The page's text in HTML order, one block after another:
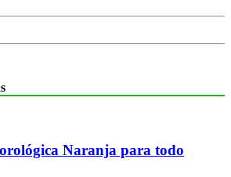
Naranja para todo